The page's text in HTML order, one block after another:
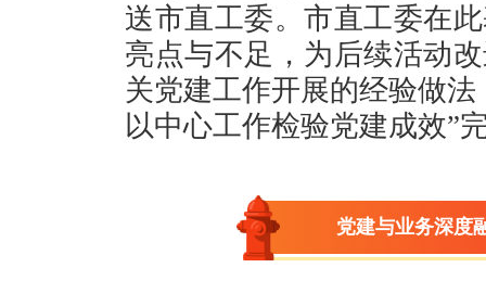
送市直工委。市直工委在
亮点与不足，为后续活动
关党建工作开展的经验做
以中心工作检验党建成效”
党建与业务深度